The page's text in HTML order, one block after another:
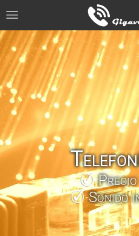
Precio
Sonido